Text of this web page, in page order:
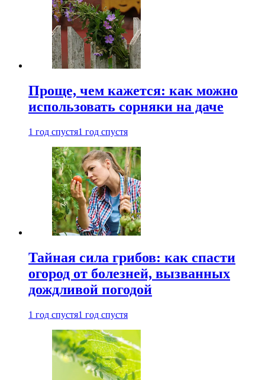
Проще, чем кажется: как можно
использовать сорняки на даче
1 год спустя1 год спустя
Тайная сила грибов: как спасти
огород от болезней, вызванных
дождливой погодой
1 год спустя1 год спустя